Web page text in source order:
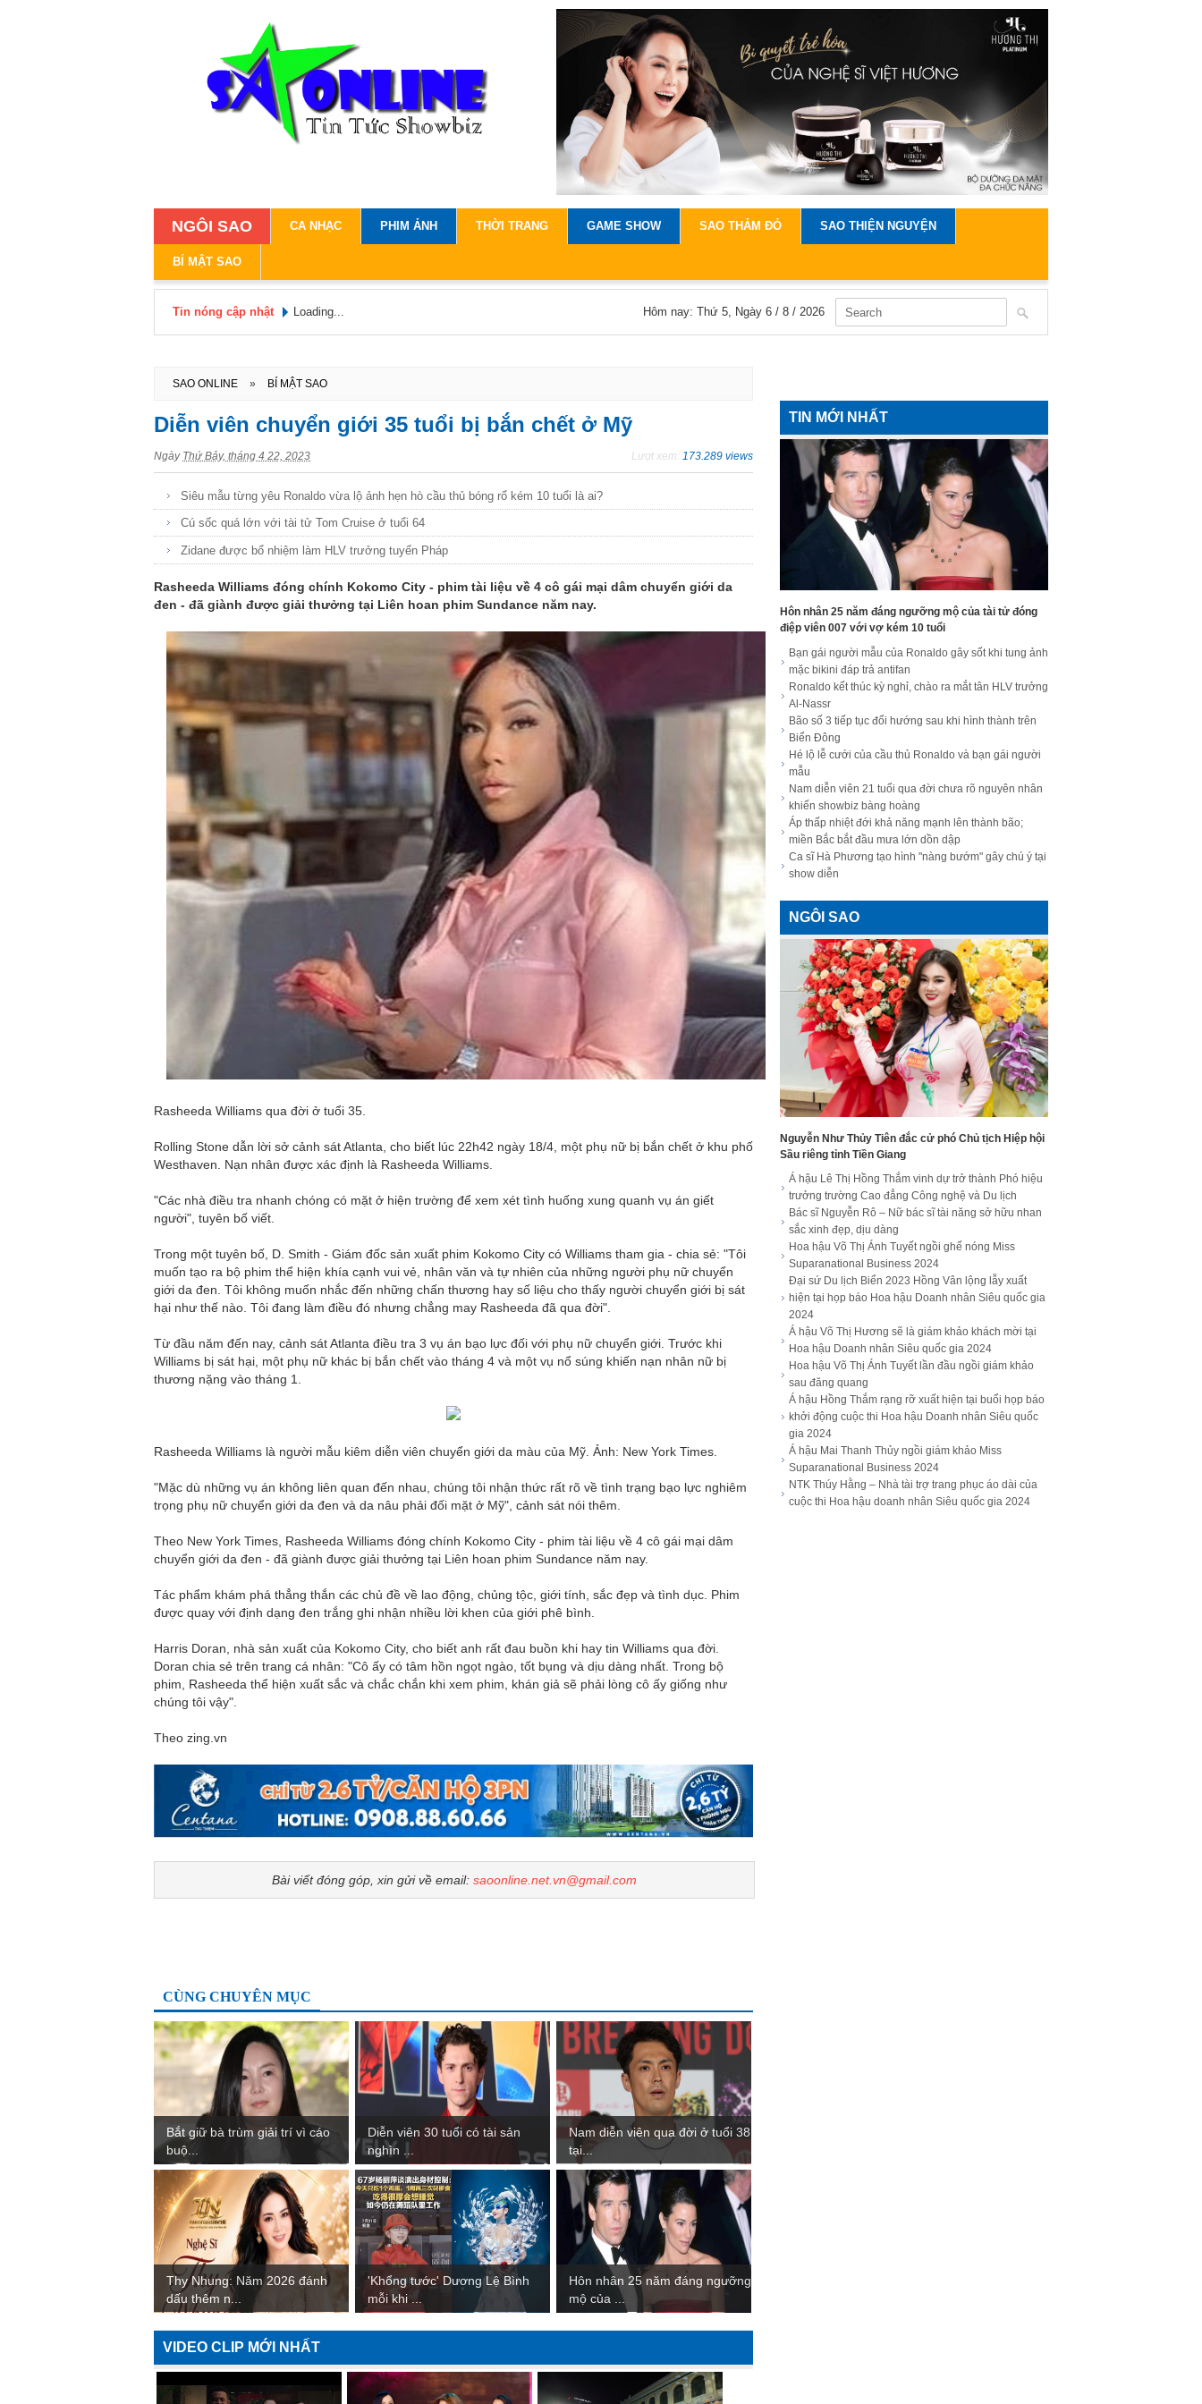
NGÔI SAO CA NHẠC PHIM ẢNH THỜI TRANG GAME SHOW SAO THẢM ĐỎ SAO THIỆN NGUYỆN
BÍ MẬT SAO
Tin nóng cập nhật Loading... Hôm nay: Thứ 5, Ngày 6 / 8 / 2026
SAO ONLINE » BÍ MẬT SAO
Diễn viên chuyển giới 35 tuổi bị bắn chết ở Mỹ
Ngày Thứ Bảy, tháng 4 22, 2023 Lượt xem: 173.289 views
Siêu mẫu từng yêu Ronaldo vừa lộ ảnh hẹn hò cầu thủ bóng rổ kém 10 tuổi là ai?
Cú sốc quá lớn với tài tử Tom Cruise ở tuổi 64
Zidane được bổ nhiệm làm HLV trưởng tuyển Pháp
Rasheeda Williams đóng chính Kokomo City - phim tài liệu về 4 cô gái mại dâm chuyển giới da
đen - đã giành được giải thưởng tại Liên hoan phim Sundance năm nay.
Rasheeda Williams qua đời ở tuổi 35.
Rolling Stone dẫn lời sở cảnh sát Atlanta, cho biết lúc 22h42 ngày 18/4, một phụ nữ bị bắn chết ở khu phố
Westhaven. Nạn nhân được xác định là Rasheeda Williams.
"Các nhà điều tra nhanh chóng có mặt ở hiện trường để xem xét tình huống xung quanh vụ án giết
người", tuyên bố viết.
Trong một tuyên bố, D. Smith - Giám đốc sản xuất phim Kokomo City có Williams tham gia - chia sẻ: "Tôi
muốn tạo ra bộ phim thể hiện khía cạnh vui vẻ, nhân văn và tự nhiên của những người phụ nữ chuyển
giới da đen. Tôi không muốn nhắc đến những chấn thương hay số liệu cho thấy người chuyển giới bị sát
hại như thế nào. Tôi đang làm điều đó nhưng chẳng may Rasheeda đã qua đời".
Từ đầu năm đến nay, cảnh sát Atlanta điều tra 3 vụ án bạo lực đối với phụ nữ chuyển giới. Trước khi
Williams bị sát hại, một phụ nữ khác bị bắn chết vào tháng 4 và một vụ nổ súng khiến nạn nhân nữ bị
thương nặng vào tháng 1.
Rasheeda Williams là người mẫu kiêm diễn viên chuyển giới da màu của Mỹ. Ảnh: New York Times.
"Mặc dù những vụ án không liên quan đến nhau, chúng tôi nhận thức rất rõ về tình trạng bạo lực nghiêm
trọng phụ nữ chuyển giới da đen và da nâu phải đối mặt ở Mỹ", cảnh sát nói thêm.
Theo New York Times, Rasheeda Williams đóng chính Kokomo City - phim tài liệu về 4 cô gái mại dâm
chuyển giới da đen - đã giành được giải thưởng tại Liên hoan phim Sundance năm nay.
Tác phẩm khám phá thẳng thắn các chủ đề về lao động, chủng tộc, giới tính, sắc đẹp và tình dục. Phim
được quay với định dạng đen trắng ghi nhận nhiều lời khen của giới phê bình.
Harris Doran, nhà sản xuất của Kokomo City, cho biết anh rất đau buồn khi hay tin Williams qua đời.
Doran chia sẻ trên trang cá nhân: "Cô ấy có tâm hồn ngọt ngào, tốt bụng và dịu dàng nhất. Trong bộ
phim, Rasheeda thể hiện xuất sắc và chắc chắn khi xem phim, khán giả sẽ phải lòng cô ấy giống như
chúng tôi vậy".
Theo zing.vn
Bài viết đóng góp, xin gửi về email: saoonline.net.vn@gmail.com
CÙNG CHUYÊN MỤC
Bắt giữ bà trùm giải trí vì cáo
buộ...
Diễn viên 30 tuổi có tài sản
nghìn ...
Nam diễn viên qua đời ở tuổi 38
tại...
Thy Nhung: Năm 2026 đánh
dấu thêm n...
'Khổng tước' Dương Lệ Bình
mỗi khi ...
Hôn nhân 25 năm đáng ngưỡng
mộ của ...
VIDEO CLIP MỚI NHẤT
TIN MỚI NHẤT
Hôn nhân 25 năm đáng ngưỡng mộ của tài tử đóng
điệp viên 007 với vợ kém 10 tuổi
Bạn gái người mẫu của Ronaldo gây sốt khi tung ảnh
mặc bikini đáp trả antifan
Ronaldo kết thúc kỳ nghỉ, chào ra mắt tân HLV trưởng
Al-Nassr
Bão số 3 tiếp tục đổi hướng sau khi hình thành trên
Biển Đông
Hé lộ lễ cưới của cầu thủ Ronaldo và bạn gái người
mẫu
Nam diễn viên 21 tuổi qua đời chưa rõ nguyên nhân
khiến showbiz bàng hoàng
Áp thấp nhiệt đới khả năng mạnh lên thành bão;
miền Bắc bắt đầu mưa lớn dồn dập
Ca sĩ Hà Phương tạo hình "nàng bướm" gây chú ý tại
show diễn
NGÔI SAO
Nguyễn Như Thủy Tiên đắc cử phó Chủ tịch Hiệp hội
Sầu riêng tỉnh Tiền Giang
Á hậu Lê Thị Hồng Thắm vinh dự trở thành Phó hiệu
trưởng trường Cao đẳng Công nghệ và Du lịch
Bác sĩ Nguyễn Rô – Nữ bác sĩ tài năng sở hữu nhan
sắc xinh đẹp, dịu dàng
Hoa hậu Võ Thị Ánh Tuyết ngồi ghế nóng Miss
Suparanational Business 2024
Đại sứ Du lịch Biển 2023 Hồng Vân lộng lẫy xuất
hiện tại họp báo Hoa hậu Doanh nhân Siêu quốc gia
2024
Á hậu Võ Thị Hương sẽ là giám khảo khách mời tại
Hoa hậu Doanh nhân Siêu quốc gia 2024
Hoa hậu Võ Thị Ánh Tuyết lần đầu ngồi giám khảo
sau đăng quang
Á hậu Hồng Thắm rạng rỡ xuất hiện tại buổi họp báo
khởi động cuộc thi Hoa hậu Doanh nhân Siêu quốc
gia 2024
Á hậu Mai Thanh Thủy ngồi giám khảo Miss
Suparanational Business 2024
NTK Thúy Hằng – Nhà tài trợ trang phục áo dài của
cuộc thi Hoa hậu doanh nhân Siêu quốc gia 2024